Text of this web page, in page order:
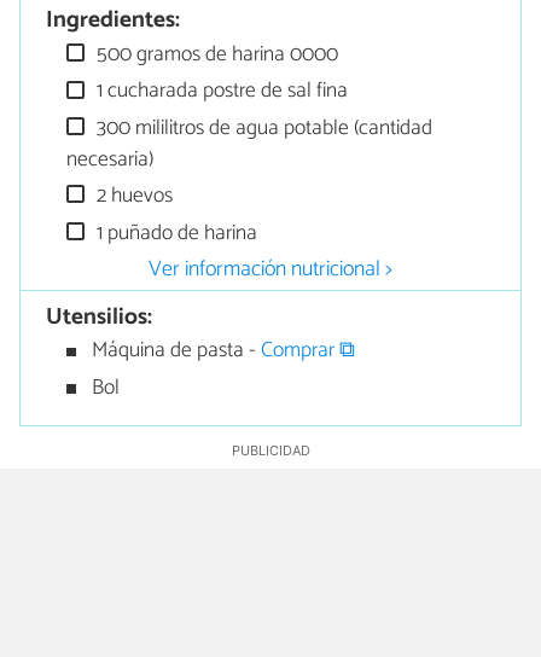
Ingredientes:
500 gramos de harina 0000
1 cucharada postre de sal fina
300 mililitros de agua potable (cantidad
necesaria)
2 huevos
1 puñado de harina
Ver información nutricional >
Utensilios:
Máquina de pasta -Comprar ⧉
Bol